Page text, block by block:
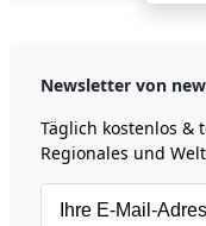
Newsletter von
Täglich kostenlos
Regionales und